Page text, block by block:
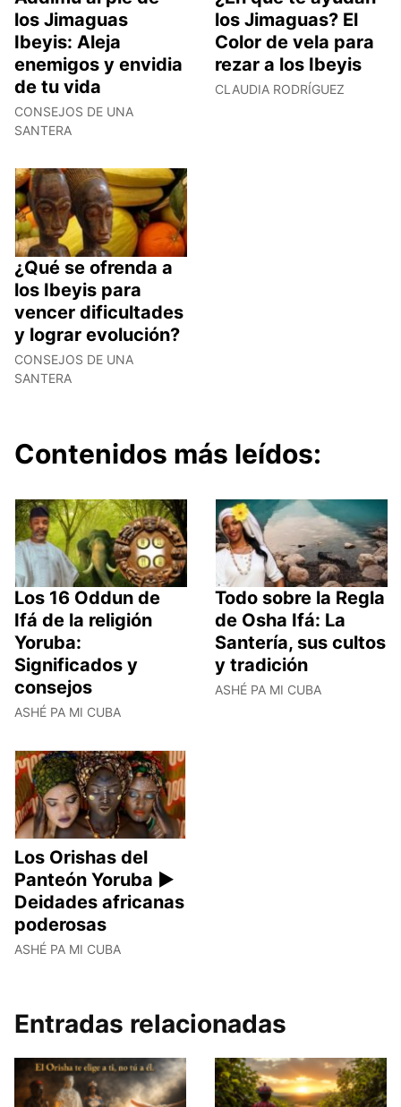
los Jimaguas
Ibeyis: Aleja
enemigos y envidia
de tu vida
CONSEJOS DE UNA
SANTERA
los Jimaguas? El
Color de vela para
rezar a los Ibeyis
CLAUDIA RODRÍGUEZ
¿Qué se ofrenda a
los Ibeyis para
vencer dificultades
y lograr evolución?
CONSEJOS DE UNA
SANTERA
Contenidos más leídos:
Los 16 Oddun de
Ifá de la religión
Yoruba:
Significados y
consejos
ASHÉ PA MI CUBA
Todo sobre la Regla
de Osha Ifá: La
Santería, sus cultos
y tradición
ASHÉ PA MI CUBA
Los Orishas del
Panteón Yoruba ►
Deidades africanas
poderosas
ASHÉ PA MI CUBA
Entradas relacionadas